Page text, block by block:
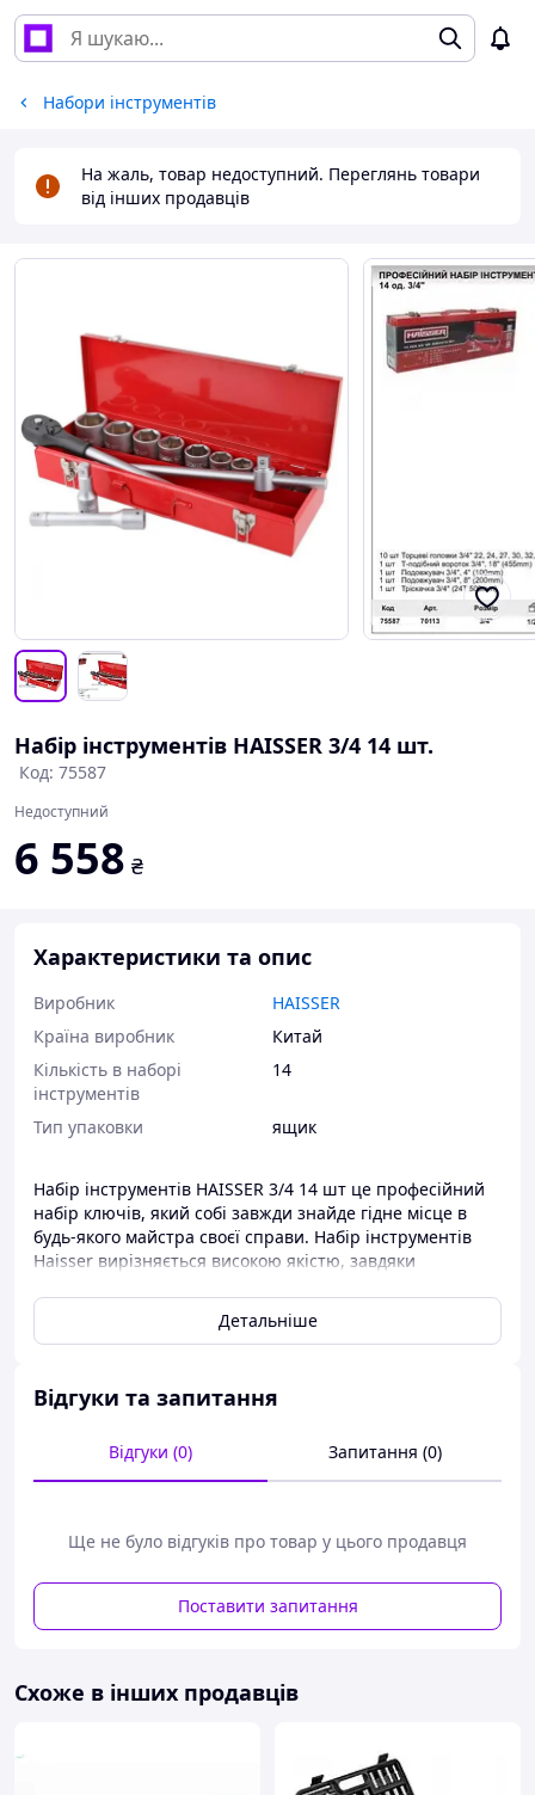
Набори інструментів
На жаль, товар недоступний. Переглянь товари
від інших продавців
Набір інструментів HAISSER 3/4 14 шт.
Код: 75587
Недоступний
6 558 ₴
Характеристики та опис
Виробник
HAISSER
Країна виробник
Китай
Кількість в наборі
інструментів
14
Тип упаковки ящик
Набір інструментів HAISSER 3/4 14 шт це професійний
набір ключів, який собі завжди знайде гідне місце в
будь-якого майстра своєї справи. Набір інструментів
Haisser вирізняється високою якістю, завдяки
Набір інструментів HAISSER 3/4 14 од складається з:
2. Вороток 3/4", 18" (455mm) - 1 шт
3. Подовжувач 3/4", 4" (100 mm) — 1 шт.
Усі інструменти зберігаються в надійному зручному
ящику.
нашому інтернет-магазині allens.com.ua за найбільш
реальними цінами.
Детальніше
Відгуки та запитання
Відгуки (0) Запитання (0)
Ще не було відгуків про товар у цього продавця
Поставити запитання
Схоже в інших продавців